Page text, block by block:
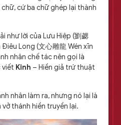
cứ ba chữ ghép lại thành
như lời của Lưu Hiệp (劉勰
Long (文心雕龍 Wén xīn
nhân chế tác nên gọi là
viết Kinh – Hiền giả trứ thuật
nhân làm ra, nhưng nó lại là
thánh hiền truyền lại.